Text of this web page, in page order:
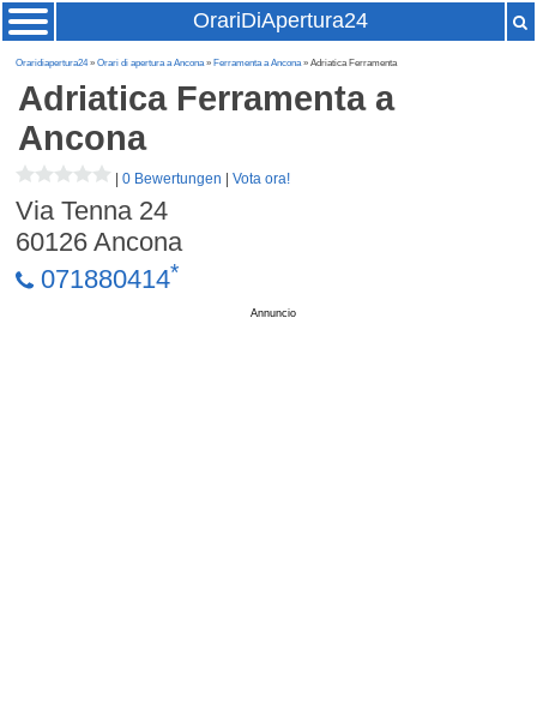
OrariDiApertura24
Oraridiapertura24»Orari di apertura a Ancona» Ferramenta a Ancona» Adriatica Ferramenta
Adriatica Ferramentaa
Ancona
|0 Bewertungen |Vota ora!
Via Tenna 24
60126 Ancona
071880414*
Annuncio